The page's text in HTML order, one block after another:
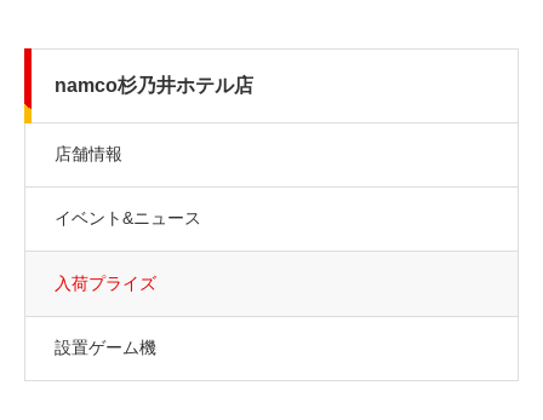
namco杉乃井ホテル店
店舗情報
イベント&ニュース
入荷プライズ
設置ゲーム機